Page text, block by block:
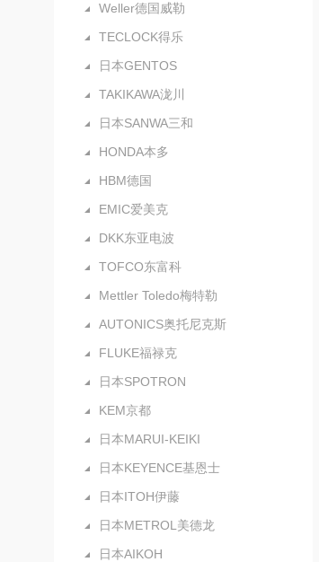
Weller德国威勒
TECLOCK得乐
日本GENTOS
TAKIKAWA泷川
日本SANWA三和
HONDA本多
HBM德国
EMIC爱美克
DKK东亚电波
TOFCO东富科
Mettler Toledo梅特勒
AUTONICS奥托尼克斯
FLUKE福禄克
日本SPOTRON
KEM京都
日本MARUI-KEIKI
日本KEYENCE基恩士
日本ITOH伊藤
日本METROL美德龙
日本AIKOH